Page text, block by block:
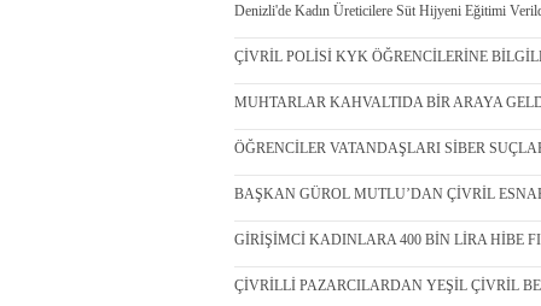
Denizli'de Kadın Üreticilere Süt Hijyeni Eğitimi
ÇİVRİL POLİSİ KYK ÖĞRENCİLERİNE
MUHTARLAR KAHVALTIDA BİR ARAYA
ÖĞRENCİLER VATANDAŞLARI SİBER
BAŞKAN GÜROL MUTLU’DAN ÇİVRİL
GİRİŞİMCİ KADINLARA 400 BİN LİRA HİBE
ÇİVRİLLİ PAZARCILARDAN YEŞİL ÇİVRİL